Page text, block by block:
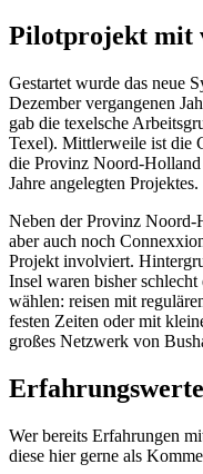
Pilotprojekt mit
Gestartet wurde das neue
Dezember vergangenen
gab die texelsche
Texel). Mittlerweile ist die
die Provinz Noord-Holland
Jahre angelegten Projektes.
Neben der Provinz Noord-
aber auch noch
Projekt involviert.
Insel waren bisher
wählen: reisen mit
festen Zeiten oder mit
großes Netzwerk von
Wer bereits Erfahrungen
diese hier gerne als